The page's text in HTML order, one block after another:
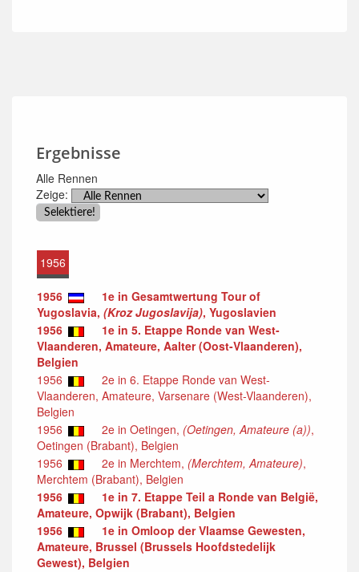
Ergebnisse
Alle Rennen
Zeige:
1956
1956
1e in Gesamtwertung Tour of
Yugoslavia, (Kroz Jugoslavija), Yugoslavien
1956
1e in 5. Etappe Ronde van West-
Vlaanderen, Amateure, Aalter (Oost-Vlaanderen),
Belgien
1956
2e in 6. Etappe Ronde van West-
Vlaanderen, Amateure, Varsenare (West-Vlaanderen),
Belgien
1956
2e in Oetingen, (Oetingen, Amateure (a)),
Oetingen (Brabant), Belgien
1956
2e in Merchtem, (Merchtem, Amateure),
Merchtem (Brabant), Belgien
1956
1e in 7. Etappe Teil a Ronde van België,
Amateure, Opwijk (Brabant), Belgien
1956
1e in Omloop der Vlaamse Gewesten,
Amateure, Brussel (Brussels Hoofdstedelijk
Gewest), Belgien